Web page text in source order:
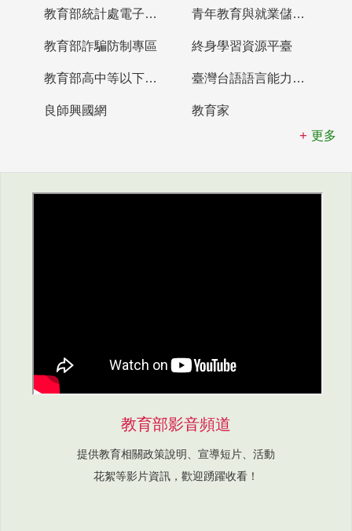
教育部統計處電子書櫃 青年教育與就業儲蓄帳戶
教育部詐騙防制專區 終身學習資源平臺
教育部高中等以下學校及幼兒園教師資格檢定考試 臺灣台語語言能力認證網站
良師興國網
教育家
更多
教育部影音頻道
提供教育相關政策說明、宣導短片、活動
花絮等影片資訊，歡迎踴躍收看！